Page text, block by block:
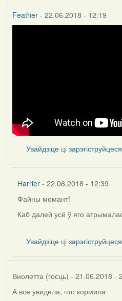
Feather- 22.06.2018 - 12:19
Увайдзіце цізарэгіструйцеся
Harrier - 22.06.2018 - 12:39
In
reply
Feather
Файны момант!
Каб далей усё ў яго
Увайдзіце цізарэгіструйцеся
Виолетта (госць) - 21.06.2018 -
А все увидела, что кормила